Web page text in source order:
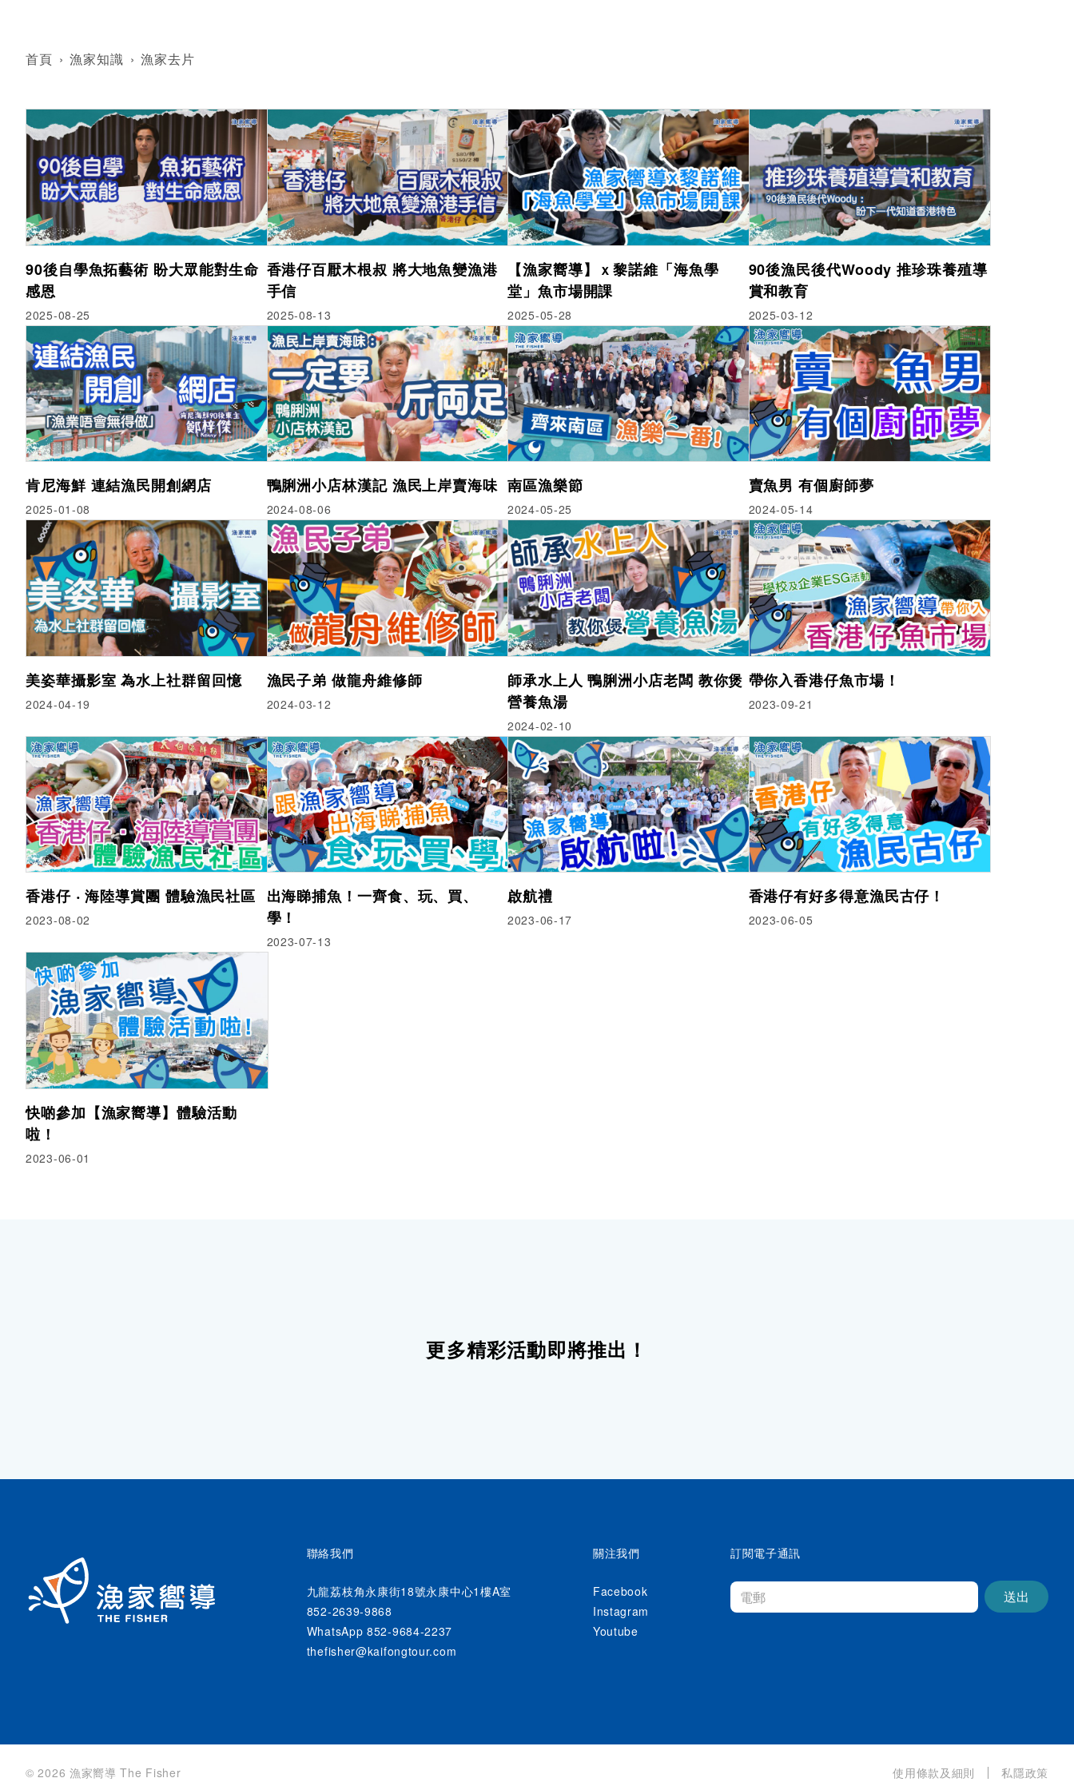
首頁 › 漁家知識 › 漁家去片
90後自學魚拓藝術 盼大眾能對生命
感恩
2025-08-25
香港仔百厭木根叔 將大地魚變漁港
手信
2025-08-13
【漁家嚮導】ｘ黎諾維「海魚學
堂」魚市場開課
2025-05-28
90後漁民後代Woody 推珍珠養殖導
賞和教育
2025-03-12
肯尼海鮮 連結漁民開創網店
2025-01-08
鴨脷洲小店林漢記 漁民上岸賣海味
2024-08-06
南區漁樂節
2024-05-25
賣魚男 有個廚師夢
2024-05-14
美姿華攝影室 為水上社群留回憶
2024-04-19
漁民子弟 做龍舟維修師
2024-03-12
師承水上人 鴨脷洲小店老闆 教你煲
營養魚湯
2024-02-10
帶你入香港仔魚市場！
2023-09-21
香港仔 ‧ 海陸導賞團 體驗漁民社區
2023-08-02
出海睇捕魚！一齊食、玩、買、
學！
2023-07-13
啟航禮
2023-06-17
香港仔有好多得意漁民古仔！
2023-06-05
快啲參加【漁家嚮導】體驗活動
啦！
2023-06-01
更多精彩活動即將推出！
聯絡我們
九龍荔枝角永康街18號永康中心1樓A室
852-2639-9868
WhatsApp 852-9684-2237
thefisher@kaifongtour.com
關注我們
Facebook
Instagram
Youtube
訂閱電子通訊
送出
© 2026 漁家嚮導 The Fisher 使用條款及細則 私隱政策